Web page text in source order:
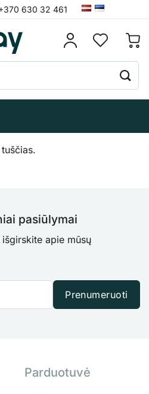
630 32 461
pasiūlymai
apie mūsų
Prenumeruoti
Parduotuvė